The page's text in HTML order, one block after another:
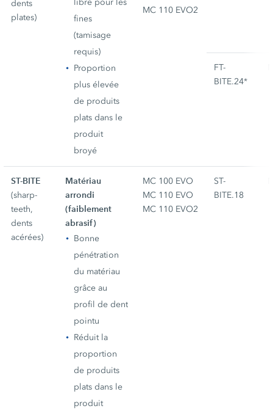
dents
plates)
libre pour les
fines
(tamisage
requis)
Proportion
plus élevée
de produits
plats dans le
produit
broyé
MC 110 EVO2
FT-
BITE.24*
ST-BITE
(sharp-
teeth,
dents
acérées)
Matériau
arrondi
(faiblement
abrasif)
Bonne
pénétration
du matériau
grâce au
profil de dent
pointu
Réduit la
proportion
de produits
plats dans le
produit
MC 100 EVO
MC 110 EVO
MC 110 EVO2
ST-
BITE.18